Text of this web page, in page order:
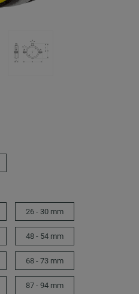
26 - 30 mm
48 - 54 mm
68 - 73 mm
87 - 94 mm